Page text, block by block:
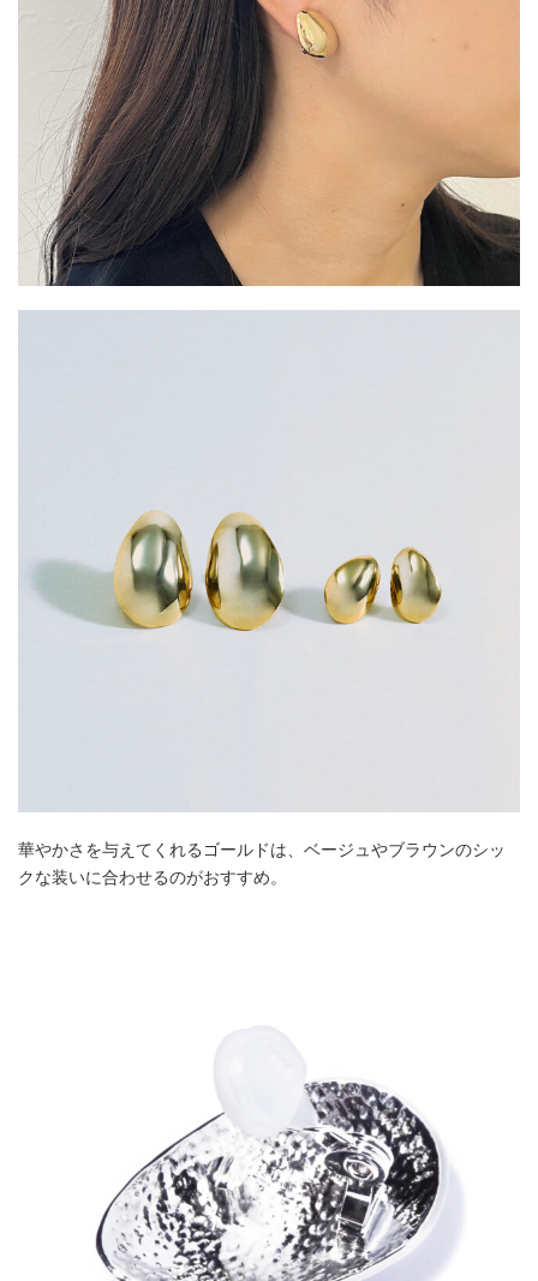
華やかさを与えてくれるゴールドは、ベージュやブラウンのシッ
クな装いに合わせるのがおすすめ。